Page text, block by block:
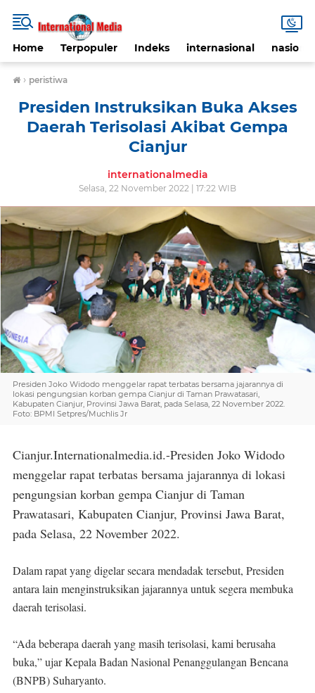
Home Terpopuler Indeks internasional nasional
› peristiwa
Presiden Instruksikan Buka Akses
Daerah Terisolasi Akibat Gempa
Cianjur
internationalmedia
Selasa, 22 November 2022 | 17:22 WIB
Presiden Joko Widodo menggelar rapat terbatas bersama jajarannya di
lokasi pengungsian korban gempa Cianjur di Taman Prawatasari,
Kabupaten Cianjur, Provinsi Jawa Barat, pada Selasa, 22 November 2022.
Foto: BPMI Setpres/Muchlis Jr
Cianjur.Internationalmedia.id.-Presiden Joko Widodo
menggelar rapat terbatas bersama jajarannya di lokasi
pengungsian korban gempa Cianjur di Taman
Prawatasari, Kabupaten Cianjur, Provinsi Jawa Barat,
pada Selasa, 22 November 2022.
Dalam rapat yang digelar secara mendadak tersebut, Presiden
antara lain menginstruksikan jajarannya untuk segera membuka
daerah terisolasi.
“Ada beberapa daerah yang masih terisolasi, kami berusaha
buka,” ujar Kepala Badan Nasional Penanggulangan Bencana
(BNPB) Suharyanto.